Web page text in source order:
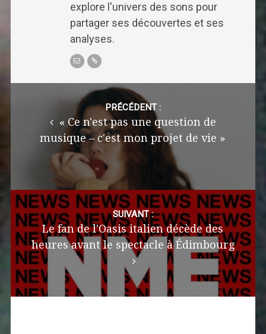
explore l'univers des sons pour
partager ses découvertes et ses
analyses.
PRÉCÉDENT :
« Ce n'est pas une question de
musique – c'est mon projet de vie »
SUIVANT :
Le fan de l'Oasis italien décède des
heures avant le spectacle à Édimbourg